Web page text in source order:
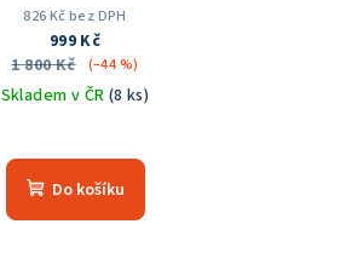
826 Kč bez DPH
999 Kč
1 800 Kč
(–44 %)
Skladem v ČR (8 ks)
hodnocení
produktu
Do košíku